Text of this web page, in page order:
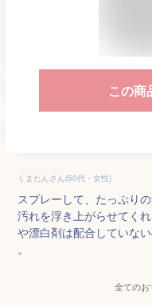
この商
くまたんさん(50代・女性)
スプレーして、たっぷり
汚れを浮き上がらせてく
や漂白剤は配合していな
。
全てのお